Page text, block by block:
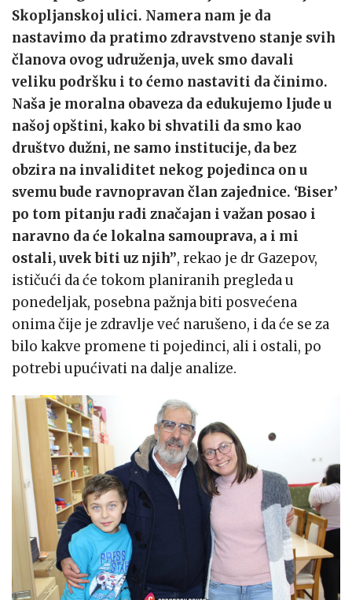
Skopljanskoj ulici. Namera nam je da
nastavimo da pratimo zdravstveno stanje svih
članova ovog udruženja, uvek smo davali
veliku podršku i to ćemo nastaviti da činimo.
Naša je moralna obaveza da edukujemo ljude u
našoj opštini, kako bi shvatili da smo kao
društvo dužni, ne samo institucije, da bez
obzira na invaliditet nekog pojedinca on u
svemu bude ravnopravan član zajednice. ‘Biser’
po tom pitanju radi značajan i važan posao i
naravno da će lokalna samouprava, a i mi
ostali, uvek biti uz njih”, rekao je dr Gazepov,
ističući da će tokom planiranih pregleda u
ponedeljak, posebna pažnja biti posvećena
onima čije je zdravlje već narušeno, i da će se za
bilo kakve promene ti pojedinci, ali i ostali, po
potrebi upućivati na dalje analize.